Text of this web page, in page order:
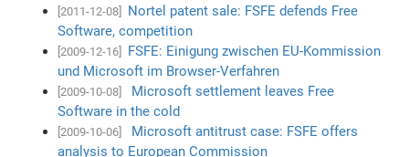
[2011-12-08]
Nortel patent sale: FSFE defends Free
Software, competition
[2009-12-16]
FSFE: Einigung zwischen EU-Kommission
und Microsoft im Browser-Verfahren
[2009-10-08]
Microsoft settlement leaves Free
Software in the cold
[2009-10-06]
Microsoft antitrust case: FSFE offers
analysis to European Commission